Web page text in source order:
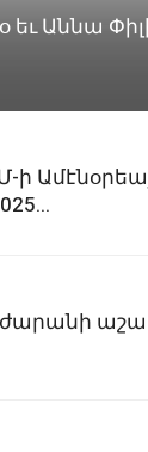
եւ Աննա
ի